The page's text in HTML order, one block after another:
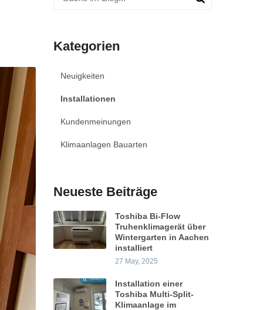
Kategorien
Neuigkeiten
Installationen
Kundenmeinungen
Klimaanlagen Bauarten
Neueste Beiträge
Toshiba Bi-Flow
Truhenklimagerät über
Wintergarten in Aachen
installiert
27 May, 2025
Installation einer
Toshiba Multi-Split-
Klimaanlage im